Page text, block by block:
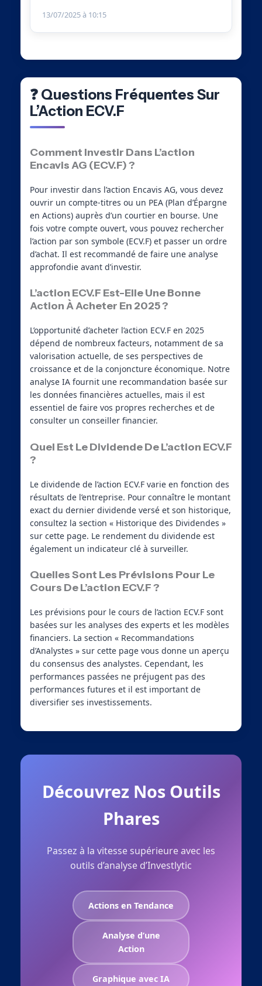
13/07/2025 à 10:15
❓ Questions Fréquentes Sur
L’Action ECV.F
Comment Investir Dans L’action
Encavis AG (ECV.F) ?
Pour investir dans l’action Encavis AG, vous devez
ouvrir un compte-titres ou un PEA (Plan d’Épargne
en Actions) auprès d’un courtier en bourse. Une
fois votre compte ouvert, vous pouvez rechercher
l’action par son symbole (ECV.F) et passer un ordre
d’achat. Il est recommandé de faire une analyse
approfondie avant d’investir.
L’action ECV.F Est-Elle Une Bonne
Action À Acheter En 2025 ?
L’opportunité d’acheter l’action ECV.F en 2025
dépend de nombreux facteurs, notamment de sa
valorisation actuelle, de ses perspectives de
croissance et de la conjoncture économique. Notre
analyse IA fournit une recommandation basée sur
les données financières actuelles, mais il est
essentiel de faire vos propres recherches et de
consulter un conseiller financier.
Quel Est Le Dividende De L’action ECV.F
?
Le dividende de l’action ECV.F varie en fonction des
résultats de l’entreprise. Pour connaître le montant
exact du dernier dividende versé et son historique,
consultez la section « Historique des Dividendes »
sur cette page. Le rendement du dividende est
également un indicateur clé à surveiller.
Quelles Sont Les Prévisions Pour Le
Cours De L’action ECV.F ?
Les prévisions pour le cours de l’action ECV.F sont
basées sur les analyses des experts et les modèles
financiers. La section « Recommandations
d’Analystes » sur cette page vous donne un aperçu
du consensus des analystes. Cependant, les
performances passées ne préjugent pas des
performances futures et il est important de
diversifier ses investissements.
Découvrez Nos Outils
Phares
Passez à la vitesse supérieure avec les
outils d’analyse d’Investlytic
Actions en Tendance
Analyse d’une
Action
Graphique avec IA